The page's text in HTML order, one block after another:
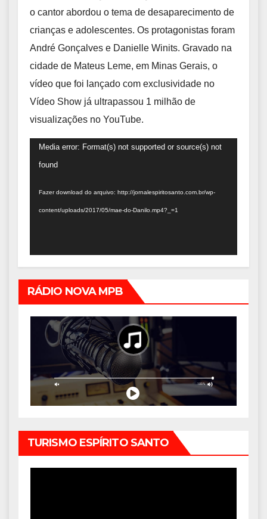
o cantor abordou o tema de desaparecimento de
crianças e adolescentes. Os protagonistas foram
André Gonçalves e Danielle Winits. Gravado na
cidade de Mateus Leme, em Minas Gerais, o
vídeo que foi lançado com exclusividade no
Vídeo Show já ultrapassou 1 milhão de
visualizações no YouTube.
Tocador
de
Media error: Format(s) not supported or source(s) not
found
Fazer download do arquivo: http://jornalespiritosanto.com.br/wp-
content/uploads/2017/05/mae-do-Danilo.mp4?_=1
RÁDIO NOVA MPB
TURISMO ESPÍRITO SANTO